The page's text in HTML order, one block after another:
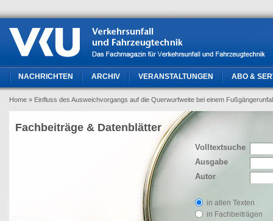
NACHRICHTEN ARCHIV VERANSTALTUNGEN ABO &
Home » Einfluss des Ausweichvorgangs auf die Querwurfweite bei einem
Volltextsuche
Ausgabe
Autor
in allen Texten
in Fachbeiträgen
Fachbeiträge & Datenblätter